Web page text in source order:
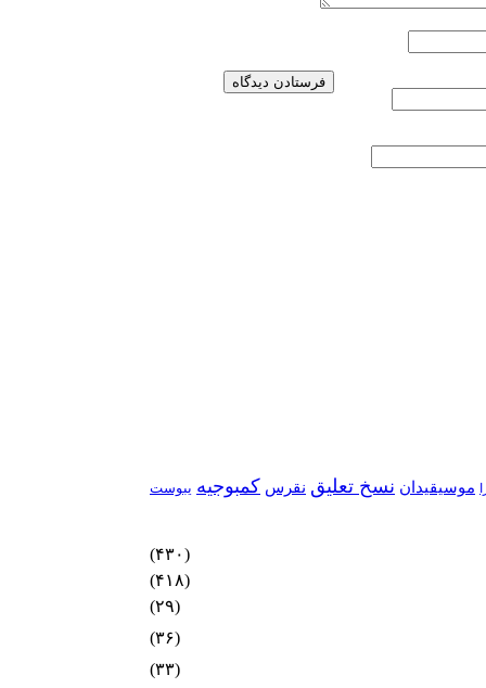
موسیقیدان نسخ تعلیق نقرس کمبوجیه یبوست
(۴۳۰)
(۴۱۸)
(۲۹)
(۳۶)
(۳۳)